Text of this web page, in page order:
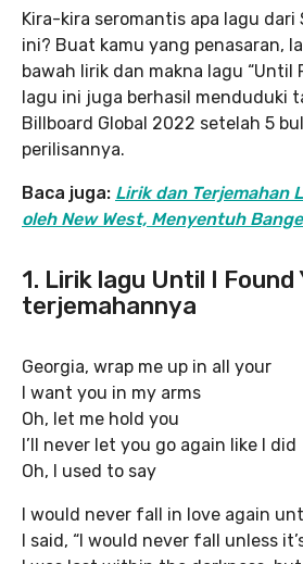
Kira-kira seromantis apa lagu dari
ini? Buat kamu yang penasaran,
bawah lirik dan makna lagu “Until
lagu ini juga berhasil menduduki
Billboard Global 2022 setelah 5
perilisannya.
Baca juga: Lirik dan Terjemahan
oleh New West, Menyentuh
1. Lirik lagu Until I Found
terjemahannya
Georgia, wrap me up in all your
I want you in my arms
Oh, let me hold you
I’ll never let you go again like I did
Oh, I used to say
I would never fall in love again
I said, “I would never fall unless